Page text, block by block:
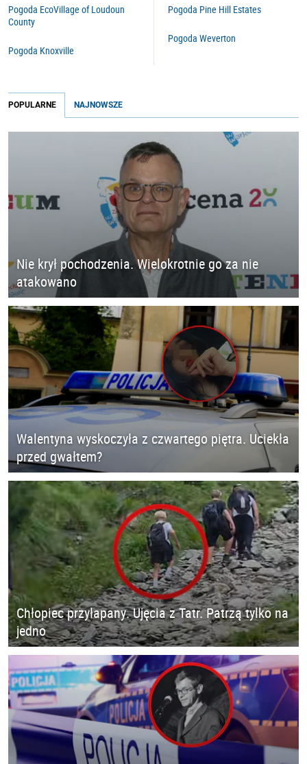
Pogoda EcoVillage of Loudoun
County
Pogoda Knoxville
Pogoda Pine Hill Estates
Pogoda Weverton
POPULARNE NAJNOWSZE
Nie krył pochodzenia. Wielokrotnie go za nie
atakowano
Walentyna wyskoczyła z czwartego piętra. Uciekła
przed gwałtem?
Chłopiec przyłapany. Ujęcia z Tatr. Patrzą tylko na
jedno